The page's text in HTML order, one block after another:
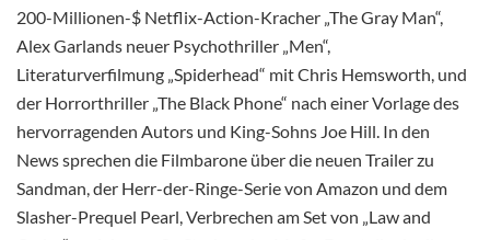
200-Millionen-$ Netflix-Action-Kracher „The Gray Man“,
Alex Garlands neuer Psychothriller „Men“,
Literaturverfilmung „Spiderhead“ mit Chris Hemsworth, und
der Horrorthriller „The Black Phone“ nach einer Vorlage des
hervorragenden Autors und King-Sohns Joe Hill. In den
News sprechen die Filmbarone über die neuen Trailer zu
Sandman, der Herr-der-Ringe-Serie von Amazon und dem
Slasher-Prequel Pearl, Verbrechen am Set von „Law and